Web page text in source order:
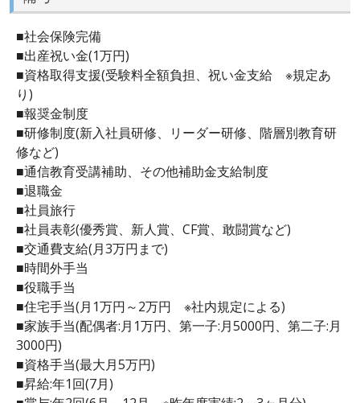
■社会保険完備
■出産祝い金(1万円)
■資格取得支援(受験料全額負担、祝い金支給 ※規定あ
り)
■報奨金制度
■研修制度(新入社員研修、リーダー研修、階層別教育研
修など)
■通信教育受講補助、その他補助金支給制度
■退職金
■社員旅行
■社員表彰(優秀賞、新人賞、CF賞、敢闘賞など)
■交通費支給(月3万円まで)
■時間外手当
■役職手当
■住宅手当(月1万円～2万円 ※社内規定による)
■家族手当(配偶者:月1万円、第一子:月5000円、第二子:月
3000円)
■資格手当(最大月5万円)
■昇給:年1回(7月)